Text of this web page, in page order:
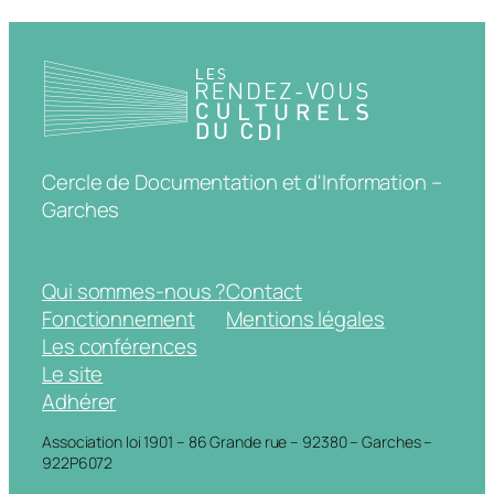
Cercle de Documentation et d'Information –
Garches
Qui sommes-nous ?
Fonctionnement
Les conférences
Le site
Adhérer
Contact
Mentions légales
Association loi 1901 – 86 Grande rue – 92380 – Garches –
922P6072